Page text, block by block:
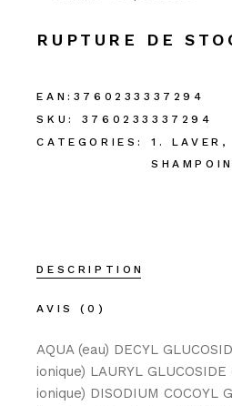
RUPTURE DE
EAN: 3760233337294
SKU:
3760233337294
CATEGORIES:
1. LAVER ,
DESCRIPTION
AVIS (0)
AQUA (eau) DECYL
ionique) LAURYL
ionique) DISODIUM COCOYL